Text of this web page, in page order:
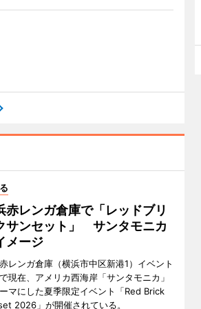
赤レンガ倉庫で「レッドブリ
サンセット」 サンタモニカ
メージ
レンガ倉庫（横浜市中区新港1）イベント
現在、アメリカ西海岸「サンタモニカ」
マにした夏季限定イベント「Red Brick
2026」が開催されている。